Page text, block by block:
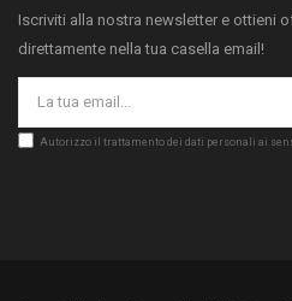
Iscriviti alla nostra newsletter e ottieni
direttamente nella tua casella email!
Autorizzo il trattamento dei dati personali ai